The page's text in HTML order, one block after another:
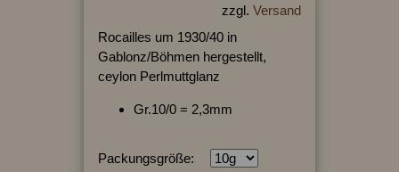
zzgl. Versand
Rocailles um 1930/40 in
Gablonz/Böhmen hergestellt,
ceylon Perlmuttglanz
Gr.10/0 = 2,3mm
Packungsgröße: